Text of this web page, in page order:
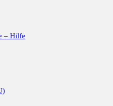
– Hilfe